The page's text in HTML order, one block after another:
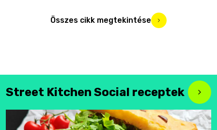
Összes cikk megtekintése
Street Kitchen Social receptek